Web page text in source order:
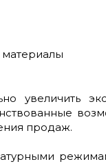
увеличить
продаж.